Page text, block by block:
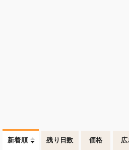
新着順 残り日数 価格 広